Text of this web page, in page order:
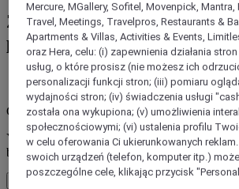
Zarezerwuj pobyt w hotelu
ponad 45 marek Accor
błąd / błędy
Core booking engine
You’ll be redirected to Accor website to view
book your stay
Zamknij okno
Mercure, MGallery, Sofitel, Movenpick, Mantra,
Travel, Meetings, Travelpros, Restaurants &
Apartments & Villas, Activities & Events,
oraz Hera, celu: (i) zapewnienia działania
usług, o które prosisz (nie możesz ich
personalizacji funkcji stron; (iii) pomiaru
wydajności stron; (iv) świadczenia usługi
została ona wykupiona; (v) umożliwienia
społecznościowymi; (vi) ustalenia profilu
w celu oferowania Ci ukierunkowanych
swoich urządzeń (telefon, komputer itp.)
poszczególne cele, klikając przycisk